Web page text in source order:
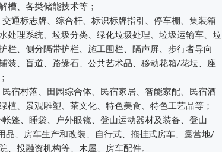
槽、各类储能技术等；
通标志牌、综合杆、标识标牌指引、停车棚、集装箱
处理系统、垃圾分类、绿化垃圾处理、垃圾运输车、垃
栏、侧分隔带护栏、施工围栏、隔声屏、步行者导向
装、盲道、路缘石、公共艺术品、移动花箱/花坛、座
宿村落、田园综合体、民宿家居、智能家配、民宿酒
、景观雕塑、茶文化、特色美食、特色工艺品等；
篷、睡袋、户外眼镜、登山运动器材及装备、登山
、房车生产和改装、自行式、拖挂式房车、露营地/
投融资机构等、木屋、房车配件。